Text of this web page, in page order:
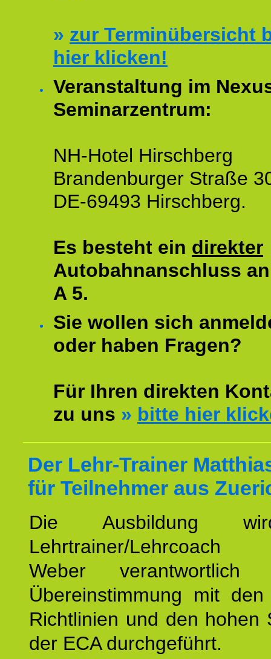
» zur Terminübersicht
hier klicken!
Veranstaltung im
Seminarzentrum:
NH-Hotel Hirschberg
Brandenburger Straße
DE-69493 Hirschberg.
Es besteht ein direkter
Autobahnanschluss
A 5.
Sie wollen sich
oder haben Fragen?
Für Ihren direkten
zu uns » bitte hier
Der Lehr-Trainer
für Teilnehmer aus
Die Ausbildung
Lehrtrainer/Lehrcoach
Weber
Übereinstimmung mit den
Richtlinien und den hohen
der ECA durchgeführt.